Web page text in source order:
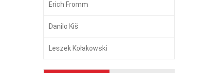
Erich Fromm
Danilo Kiš
Leszek Kołakowski